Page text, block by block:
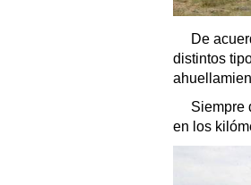
De
distintos
Siempre
en los